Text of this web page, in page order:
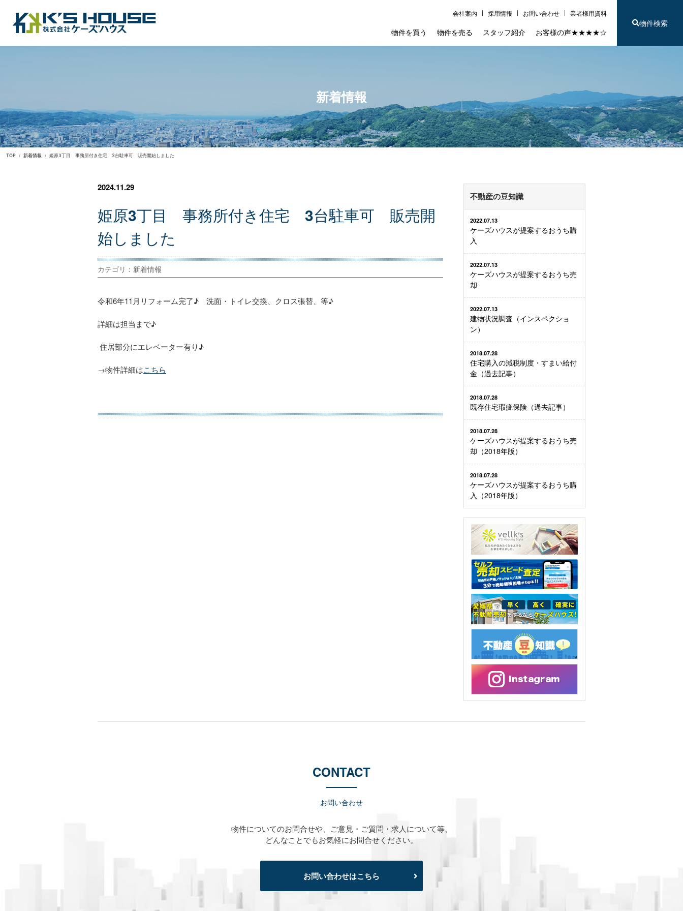
会社案内 採用情報 お問い合わせ 業者様用資料
物件を買う 物件を売る スタッフ紹介 お客様の声★★★★☆
物件検索
新着情報
TOP 新着情報 姫原3丁目 事務所付き住宅 3台駐車可 販売開始しました
2024.11.29
姫原3丁目 事務所付き住宅 3台駐車可 販売開
始し ま した
カテゴリ：新着情報
令和6年11月リフォーム完了♪ 洗面・トイレ交換、クロス張替、等♪
詳細は担当まで♪
住居部分にエレベーター有り♪
→物件詳細はこちら
不動産の豆知識
2022.07.13
ケーズハウスが提案するおうち購
入
2022.07.13
ケーズハウスが提案するおうち売
却
2022.07.13
建物状況調査（インスペクショ
ン）
2018.07.28
住宅購入の減税制度・すまい給付
金（過去記事）
2018.07.28
既存住宅瑕疵保険（過去記事）
2018.07.28
ケーズハウスが提案するおうち売
却（2018年版）
2018.07.28
ケーズハウスが提案するおうち購
入（2018年版）
CONTACT
お問い合わせ
物件についてのお問合せや、
ご意見・ご質問・求人について等、
どんなことでもお気軽にお問合せください。
お問い合わせはこちら